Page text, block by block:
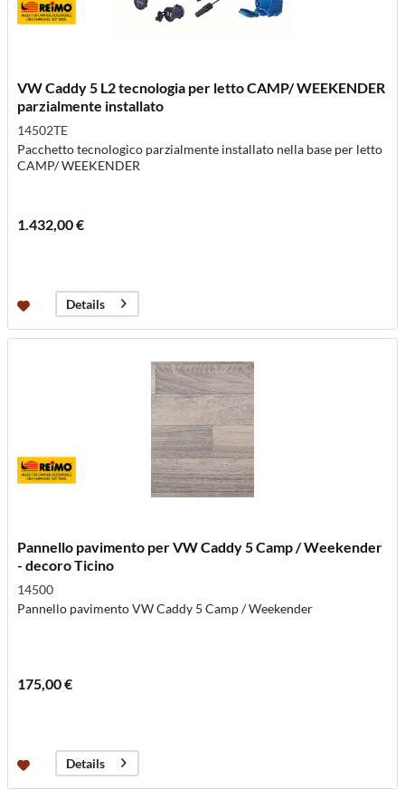
VW Caddy 5 L2 tecnologia per letto CAMP/ WEEKENDER
parzialmente installato
14502TE
Pacchetto tecnologico parzialmente installato nella base per letto
CAMP/ WEEKENDER
1.432,00 €
Details
Pannello pavimento per VW Caddy 5 Camp / Weekender
- decoro Ticino
14500
Pannello pavimento VW Caddy 5 Camp / Weekender
175,00 €
Details